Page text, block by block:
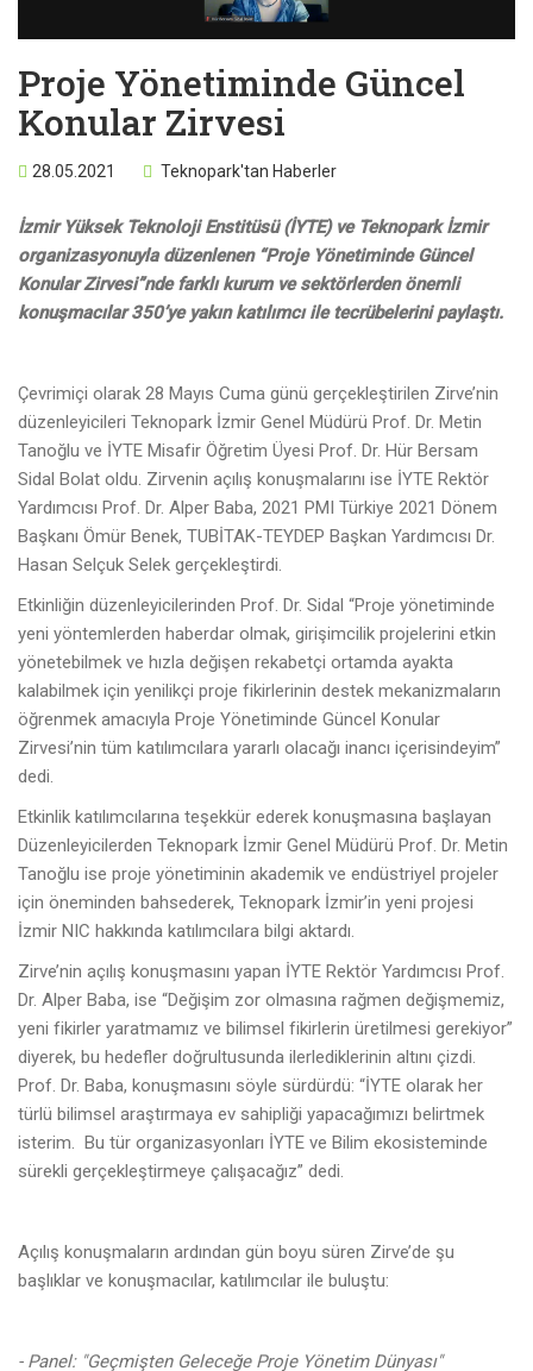
Proje Yönetiminde Güncel
Konular Zirvesi
28.05.2021 Teknopark'tan Haberler
İzmir Yüksek Teknoloji Enstitüsü (İYTE) ve Teknopark İzmir
organizasyonuyla düzenlenen “Proje Yönetiminde Güncel
Konular Zirvesi”nde farklı kurum ve sektörlerden önemli
konuşmacılar 350’ye yakın katılımcı ile tecrübelerini paylaştı.
Çevrimiçi olarak 28 Mayıs Cuma günü gerçekleştirilen Zirve’nin
düzenleyicileri Teknopark İzmir Genel Müdürü Prof. Dr. Metin
Tanoğlu ve İYTE Misafir Öğretim Üyesi Prof. Dr. Hür Bersam
Sidal Bolat oldu. Zirvenin açılış konuşmalarını ise İYTE Rektör
Yardımcısı Prof. Dr. Alper Baba, 2021 PMI Türkiye 2021 Dönem
Başkanı Ömür Benek, TUBİTAK-TEYDEP Başkan Yardımcısı Dr.
Hasan Selçuk Selek gerçekleştirdi.
Etkinliğin düzenleyicilerinden Prof. Dr. Sidal “Proje yönetiminde
yeni yöntemlerden haberdar olmak, girişimcilik projelerini etkin
yönetebilmek ve hızla değişen rekabetçi ortamda ayakta
kalabilmek için yenilikçi proje fikirlerinin destek mekanizmaların
öğrenmek amacıyla Proje Yönetiminde Güncel Konular
Zirvesi’nin tüm katılımcılara yararlı olacağı inancı içerisindeyim”
dedi.
Etkinlik katılımcılarına teşekkür ederek konuşmasına başlayan
Düzenleyicilerden Teknopark İzmir Genel Müdürü Prof. Dr. Metin
Tanoğlu ise proje yönetiminin akademik ve endüstriyel projeler
için öneminden bahsederek, Teknopark İzmir’in yeni projesi
İzmir NIC hakkında katılımcılara bilgi aktardı.
Zirve’nin açılış konuşmasını yapan İYTE Rektör Yardımcısı Prof.
Dr. Alper Baba, ise “Değişim zor olmasına rağmen değişmemiz,
yeni fikirler yaratmamız ve bilimsel fikirlerin üretilmesi gerekiyor”
diyerek, bu hedefler doğrultusunda ilerlediklerinin altını çizdi.
Prof. Dr. Baba, konuşmasını söyle sürdürdü: “İYTE olarak her
türlü bilimsel araştırmaya ev sahipliği yapacağımızı belirtmek
isterim. Bu tür organizasyonları İYTE ve Bilim ekosisteminde
sürekli gerçekleştirmeye çalışacağız” dedi.
Açılış konuşmaların ardından gün boyu süren Zirve’de şu
başlıklar ve konuşmacılar, katılımcılar ile buluştu:
- Panel: "Geçmişten Geleceğe Proje Yönetim Dünyası"